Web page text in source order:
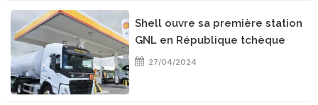
Shell ouvre sa première station
GNL en République tchèque
27/04/2024